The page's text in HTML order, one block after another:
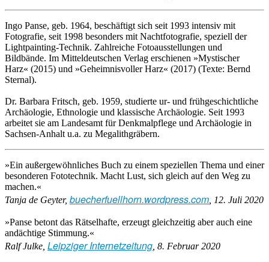
Ingo Panse, geb. 1964, beschäftigt sich seit 1993 intensiv mit
Fotografie, seit 1998 besonders mit Nachtfotografie, speziell der
Lightpainting-Technik. Zahlreiche Fotoausstellungen und
Bildbände. Im Mitteldeutschen Verlag erschienen »Mystischer
Harz« (2015) und »Geheimnisvoller Harz« (2017) (Texte: Bernd
Sternal).
Dr. Barbara Fritsch, geb. 1959, studierte ur- und frühgeschichtliche
Archäologie, Ethnologie und klassische Archäologie. Seit 1993
arbeitet sie am Landesamt für Denkmalpflege und Archäologie in
Sachsen-Anhalt u.a. zu Megalithgräbern.
»Ein außergewöhnliches Buch zu einem speziellen Thema und einer
besonderen Fototechnik. Macht Lust, sich gleich auf den Weg zu
machen.«
Tanja de Geyter, buecherfuellhorn.wordpress.com , 12. Juli 2020
»Panse betont das Rätselhafte, erzeugt gleichzeitig aber auch eine
andächtige Stimmung.«
Ralf Julke, Leipziger Internetzeitung , 8. Februar 2020